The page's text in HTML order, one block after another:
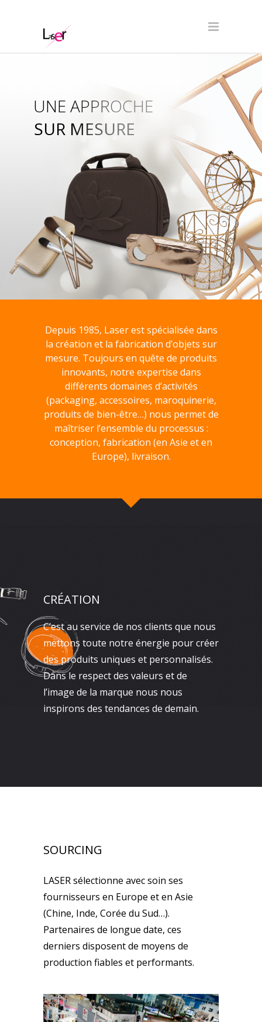
SUR MESURE
UNE APPROCHE
Depuis 1985, Laser est spécialisée dans
la création et la fabrication d’objets sur
mesure. Toujours en quête de produits
innovants, notre expertise dans
différents domaines d’activités
(packaging, accessoires, maroquinerie,
produits de bien-être…) nous permet de
maîtriser l’ensemble du processus :
conception, fabrication (en Asie et en
Europe), livraison.
CRÉATION
C’est au service de nos clients que nous
mettons toute notre énergie pour créer
des produits uniques et personnalisés.
Dans le respect des valeurs et de
l’image de la marque nous nous
inspirons des tendances de demain.
SOURCING
LASER sélectionne avec soin ses
fournisseurs en Europe et en Asie
(Chine, Inde, Corée du Sud…).
Partenaires de longue date, ces
derniers disposent de moyens de
production fiables et performants.